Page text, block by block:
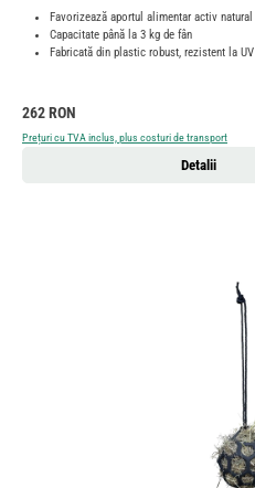
Favorizează aportul alimentar activ natural
Capacitate până la 3 kg de fân
Fabricată din plastic robust, rezistent la UV
Preț obișnuit:
262 RON
Prețuri cu TVA inclus, plus costuri de transport
Detalii